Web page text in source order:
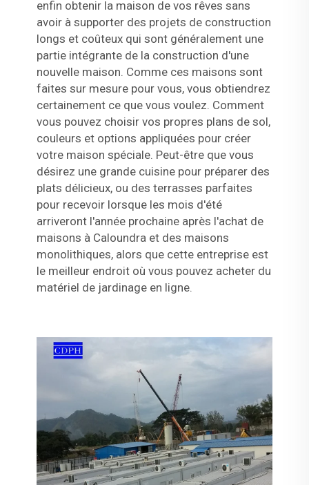
enfin obtenir la maison de vos rêves sans
avoir à supporter des projets de construction
longs et coûteux qui sont généralement une
partie intégrante de la construction d'une
nouvelle maison. Comme ces maisons sont
faites sur mesure pour vous, vous obtiendrez
certainement ce que vous voulez. Comment
vous pouvez choisir vos propres plans de sol,
couleurs et options appliquées pour créer
votre maison spéciale. Peut-être que vous
désirez une grande cuisine pour préparer des
plats délicieux, ou des terrasses parfaites
pour recevoir lorsque les mois d'été
arriveront l'année prochaine après l'achat de
maisons à Caloundra et des maisons
monolithiques, alors que cette entreprise est
le meilleur endroit où vous pouvez acheter du
matériel de jardinage en ligne.